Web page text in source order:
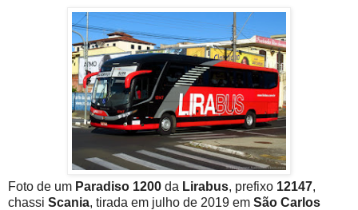
Foto de um Paradiso 1200 da Lirabus, prefixo 12147,
chassi Scania, tirada em julho de 2019 em São Carlos